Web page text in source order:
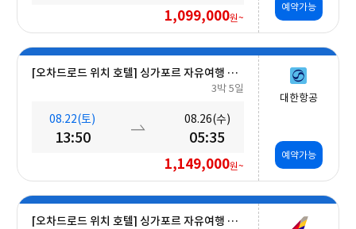
1,099,000원~
예약가능
[오차드로드 위치 호텔] 싱가포르 자유여행 5일 #조식포함
3박 5일
08.22(토)
13:50
08.26(수)
05:35
1,149,000원~
대한항공
예약가능
[오차드로드 위치 호텔] 싱가포르 자유여행 5일 #조식포함